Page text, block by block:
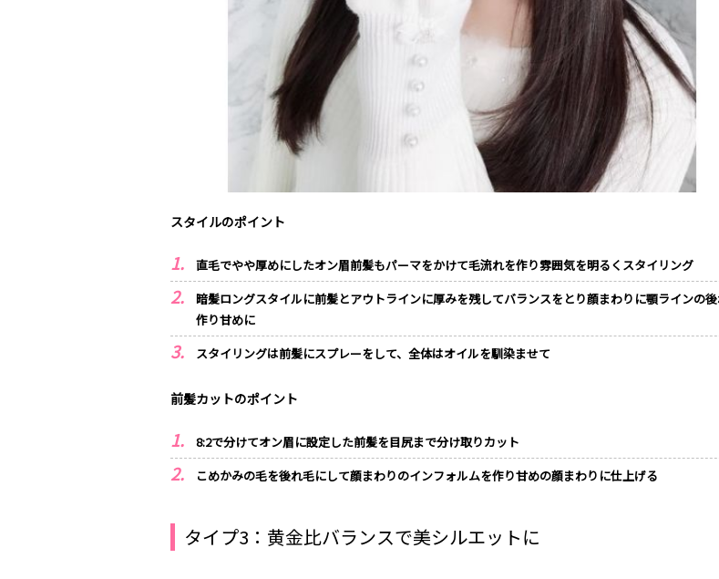
スタイルのポイント
直毛でやや厚めにしたオン眉前髪もパーマをかけて毛流れを作り雰囲気を明るくスタイリング
暗髪ロングスタイルに前髪とアウトラインに厚みを残してバランスをとり顔まわりに顎ラインの
作り甘めに
スタイリングは前髪にスプレーをして、全体はオイルを馴染ませて
前髪カットのポイント
8:2で分けてオン眉に設定した前髪を目尻まで分け取りカット
こめかみの毛を後れ毛にして顔まわりのインフォルムを作り甘めの顔まわりに仕上げる
タイプ3：黄金比バランスで美シルエットに